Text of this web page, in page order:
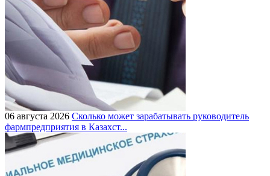
06 августа 2026 Сколько может зарабатывать руководитель
фармпредприятия в Казахст...